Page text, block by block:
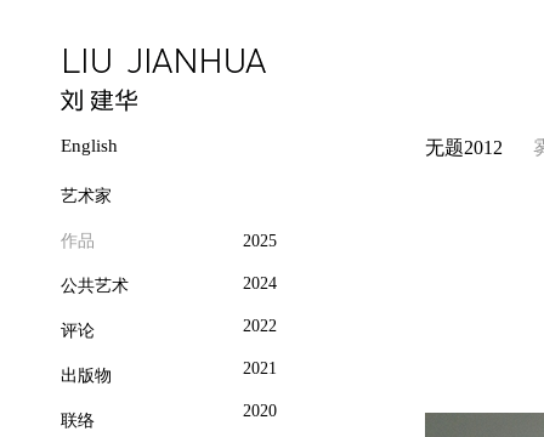
English
艺术家
作品 2025
2024
2022
2021
2020
公共艺术
评论
出版物
联络
无题2012